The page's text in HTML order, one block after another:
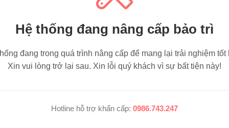
Hệ thống đang nâng cấp bảo trì
đang trong quá trình nâng cấp để mang lại trải nghiệm tốt
Xin vui lòng trở lại sau. Xin lỗi quý khách vì sự bất tiện này!
Hotline hỗ trợ khẩn cấp: 0986.743.247